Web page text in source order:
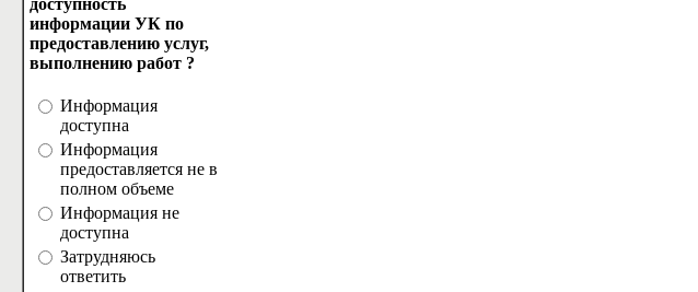
доступность
информации УК по
предоставлению услуг,
выполнению работ ?
Информация
доступна
Информация
предоставляется не в
полном объеме
Информация не
доступна
Затрудняюсь
ответить